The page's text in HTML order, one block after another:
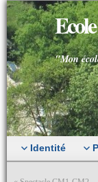
"Mon
Identité